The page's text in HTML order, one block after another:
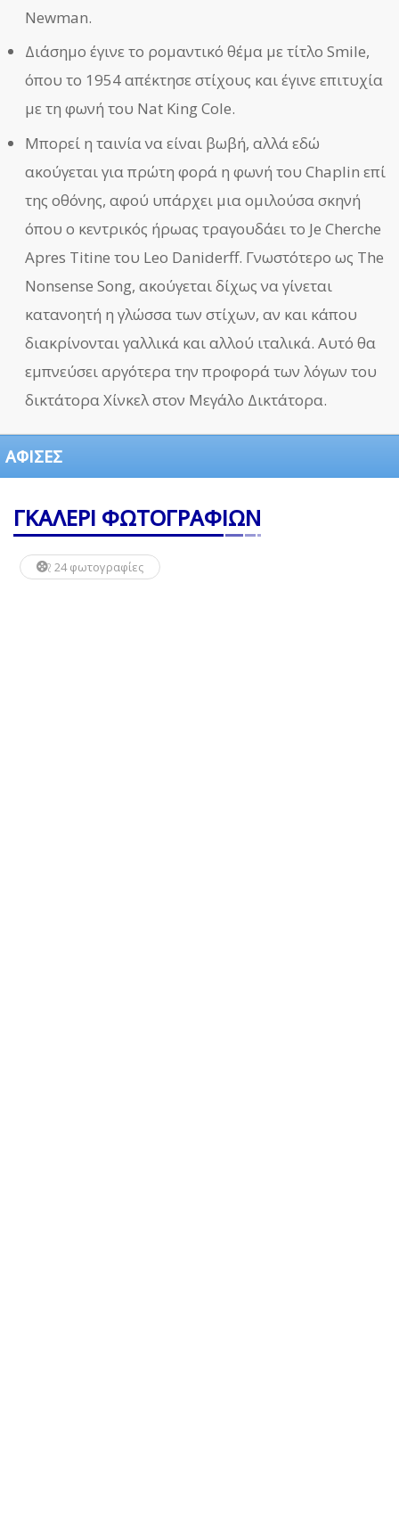
Newman.
Διάσημο έγινε το ρομαντικό θέμα με τίτλο Smile,
όπου το 1954 απέκτησε στίχους και έγινε επιτυχία
με τη φωνή του Nat King Cole.
Μπορεί η ταινία να είναι βωβή, αλλά εδώ
ακούγεται για πρώτη φορά η φωνή του Chaplin επί
της οθόνης, αφού υπάρχει μια ομιλούσα σκηνή
όπου ο κεντρικός ήρωας τραγουδάει το Je Cherche
Apres Titine του Leo Daniderff. Γνωστότερο ως The
Nonsense Song, ακούγεται δίχως να γίνεται
κατανοητή η γλώσσα των στίχων, αν και κάπου
διακρίνονται γαλλικά και αλλού ιταλικά. Αυτό θα
εμπνεύσει αργότερα την προφορά των λόγων του
δικτάτορα Χίνκελ στον Μεγάλο Δικτάτορα.
ΑΦΙΣΕΣ
ΓΚΑΛΕΡΙ ΦΩΤΟΓΡΑΦΙΩΝ
24 φωτογραφίες